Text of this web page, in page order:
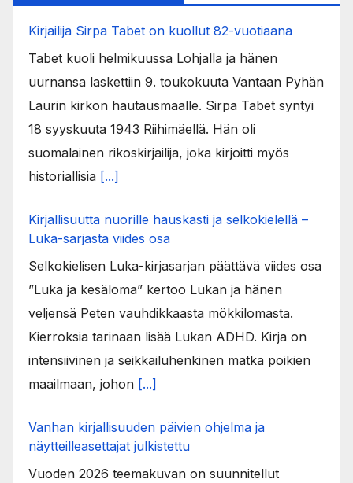
Kirjailija Sirpa Tabet on kuollut 82-vuotiaana
Tabet kuoli helmikuussa Lohjalla ja hänen
uurnansa laskettiin 9. toukokuuta Vantaan Pyhän
Laurin kirkon hautausmaalle. Sirpa Tabet syntyi
18 syyskuuta 1943 Riihimäellä. Hän oli
suomalainen rikoskirjailija, joka kirjoitti myös
historiallisia [...]
Kirjallisuutta nuorille hauskasti ja selkokielellä –
Luka-sarjasta viides osa
Selkokielisen Luka-kirjasarjan päättävä viides osa
”Luka ja kesäloma” kertoo Lukan ja hänen
veljensä Peten vauhdikkaasta mökkilomasta.
Kierroksia tarinaan lisää Lukan ADHD. Kirja on
intensiivinen ja seikkailuhenkinen matka poikien
maailmaan, johon [...]
Vanhan kirjallisuuden päivien ohjelma ja
näytteilleasettajat julkistettu
Vuoden 2026 teemakuvan on suunnitellut